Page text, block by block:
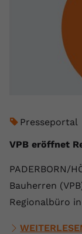
Presseportal
VPB eröffnet
PADERBORN/
Bauherren
Regionalbüro